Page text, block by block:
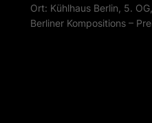
Ort: Kühlhaus Berlin, 5.
Berliner Kompositions –